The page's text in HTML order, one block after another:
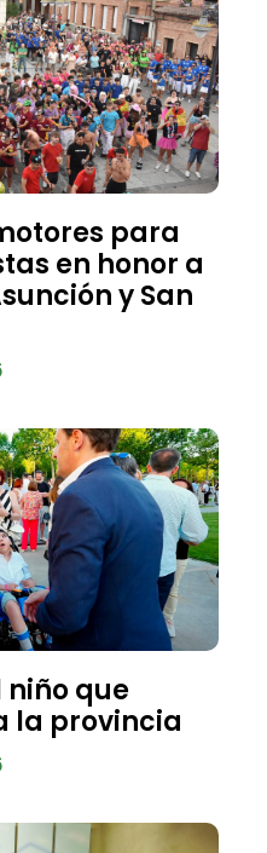
para
en honor a
y San
niño que
la provincia